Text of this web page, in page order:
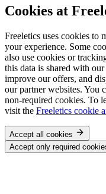
Cookies at
Freeletics uses cookies to
your experience. Some
also use cookies or
this data is shared with
improve our offers, and
our partner websites. You
non-required cookies. To
visit the Freeletics cookie
Accept all cookies
Accept only required